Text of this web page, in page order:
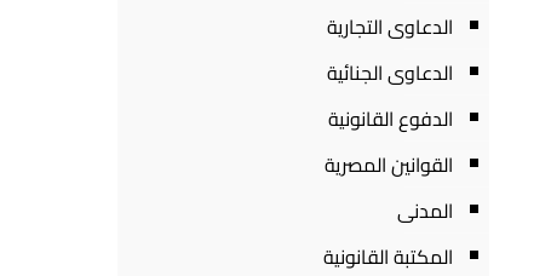
الدعاوى التجارية
الدعاوى الجنائية
الدفوع القانونية
القوانين المصرية
المدنى
المكتبة القانونية